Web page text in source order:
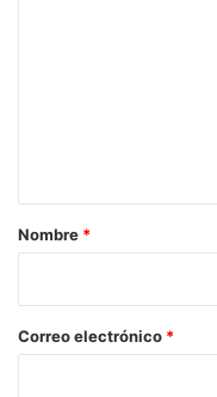
r
*
Nombre *
Correo electrónico *